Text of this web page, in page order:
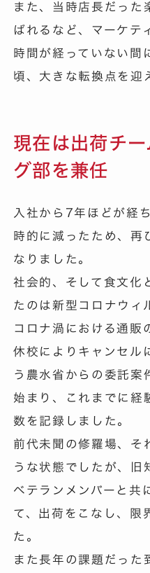
また、当時店長だった
ばれるなど、マーケテ
時間が経っていない間
頃、大きな転換点を迎
現在は出荷チ
グ部を兼任
入社から7年ほどが経
時的に減ったため、再
なりました。
社会的、そして食文化
たのは新型コロナウィ
コロナ渦における通販
休校によりキャンセル
う農水省からの委託案
始まり、これまでに経
数を記録しました。
前代未聞の修羅場、そ
うな状態でしたが、旧
ベテランメンバーと共
て、出荷をこなし、限
た。
また長年の課題だった